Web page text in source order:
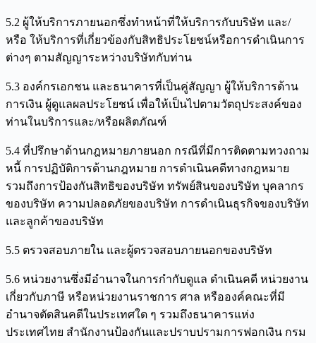
5.2 ผู้ให้บริการภายนอกซึ่งทำหน้าที่ให้บริการกับบริษัท และ/
หรือ ให้บริการที่เกี่ยวข้องกับสิทธิประโยชน์หรือการดำเนินการ
ต่างๆ ตามสัญญาระหว่างบริษัทกับท่าน
5.3 องค์กรเอกชน และธนาคารที่เป็นคู่สัญญา ผู้ให้บริการด้าน
การเงิน ผู้ดูแลผลประโยชน์ เพื่อให้เป็นไปตามวัตถุประสงค์ของ
ท่านในบริการและ/หรือผลิตภัณฑ์
5.4 ที่ปรึกษาด้านกฎหมายภายนอก กรณีที่มีการติดตามทวงถาม
หนี้ การปฏิบัติการด้านกฎหมาย การดำเนินคดีทางกฎหมาย
รวมถึงการป้องกันสิทธิของบริษัท ทรัพย์สินของบริษัท บุคลากร
ของบริษัท ความปลอดภัยของบริษัท การดำเนินธุรกิจของบริษัท
และลูกค้าของบริษัท
5.5 ตรวจสอบภายใน และผู้ตรวจสอบภายนอกของบริษัท
5.6 หน่วยงานซึ่งมีอำนาจในการกำกับดูแล ดำเนินคดี หน่วยงาน
เกี่ยวกับภาษี หรือหน่วยงานราชการ ศาล หรือองค์คณะที่มี
อำนาจตัดสินคดีในประเทศใด ๆ รวมถึงธนาคารแห่ง
ประเทศไทย สำนักงานป้องกันและปราบปรามการฟอกเงิน กรม